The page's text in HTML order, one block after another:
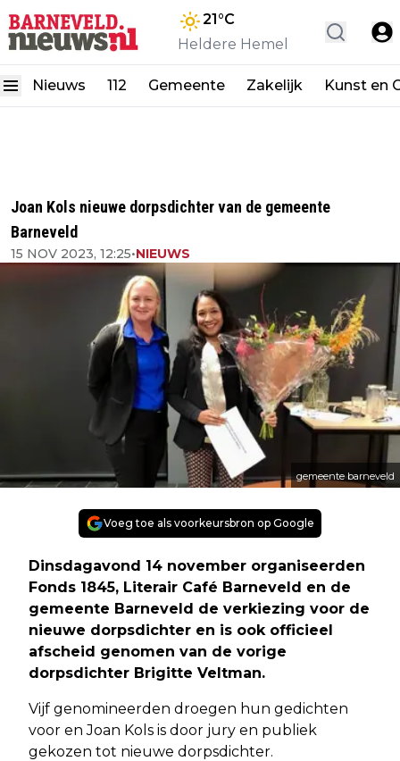
21°C
Heldere Hemel
Nieuws 112 Gemeente Zakelijk Kunst en
Joan Kols nieuwe dorpsdichter van de gemeente
Barneveld
15 NOV 2023, 12:25•NIEUWS
gemeente barneveld
Voeg toe als voorkeursbron op Google
Dinsdagavond 14 november organiseerden
Fonds 1845, Literair Café Barneveld en de
gemeente Barneveld de verkiezing voor de
nieuwe dorpsdichter en is ook officieel
afscheid genomen van de vorige
dorpsdichter Brigitte Veltman.
Vijf genomineerden droegen hun gedichten
voor en Joan Kols is door jury en publiek
gekozen tot nieuwe dorpsdichter.